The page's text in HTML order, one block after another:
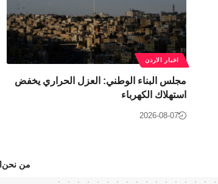
اخبار الاردن
مجلس البناء الوطني: العزل الحراري يخفض
استهلاك الكهرباء
2026-08-07
من نحن